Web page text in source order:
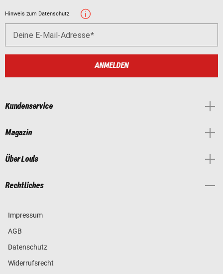
Hinweis zum Datenschutz
Deine E-Mail-Adresse
ANMELDEN
Kundenservice
Magazin
Über Louis
Rechtliches
Impressum
AGB
Datenschutz
Widerrufsrecht